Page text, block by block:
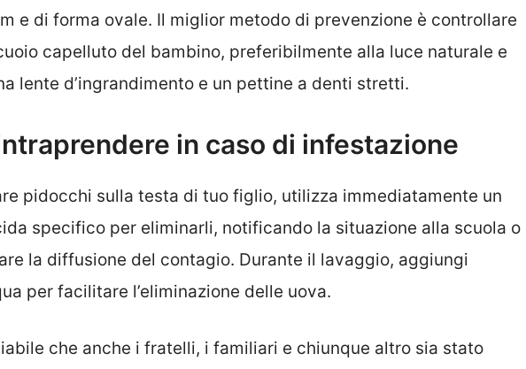
e di forma ovale. Il miglior metodo di prevenzione è controllare
capelluto del bambino, preferibilmente alla luce naturale e
lente d’ingrandimento e un pettine a denti stretti.
in caso di infestazione
pidocchi sulla testa di tuo figlio, utilizza immediatamente un
specifico per eliminarli, notificando la situazione alla scuola o
la diffusione del contagio. Durante il lavaggio, aggiungi
per facilitare l’eliminazione delle uova.
che anche i fratelli, i familiari e chiunque altro sia stato